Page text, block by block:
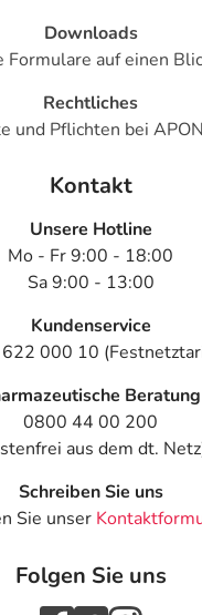
Downloads
Formulare auf einen
Rechtliches
und Pflichten bei
Kontakt
Unsere Hotline
Mo - Fr 9:00 - 18:00
Sa 9:00 - 13:00
Kundenservice
000 10
Beratung
0800 44 00 200
aus dem dt.
Schreiben Sie uns
Sie unser
Folgen Sie uns